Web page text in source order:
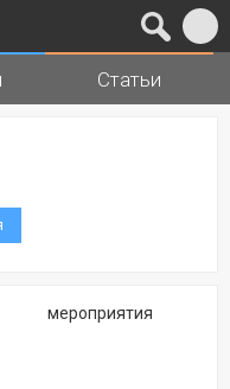
Статьи
мероприятия